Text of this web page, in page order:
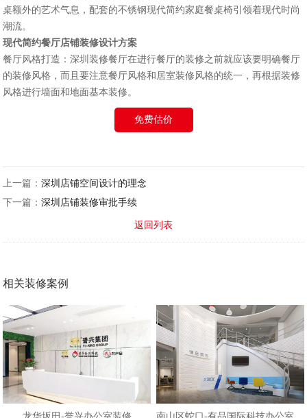
桌额外的艺术气息，配套的不锈钢现代简约家庭餐桌椅引领着现代时尚
潮流。
现代简约餐厅店铺装修设计方案
餐厅风格打造：深圳装修餐厅在进行餐厅的装修之前就应该要明确餐厅
的装修风格，而且要注意餐厅风格和居室装修风格的统一，再根据装修
风格进行墙面和地面基本装修。
免费估价
上一篇：深圳店铺空间设计的理念
下一篇：深圳店铺装修审批手续
返回列表
相关装修案例